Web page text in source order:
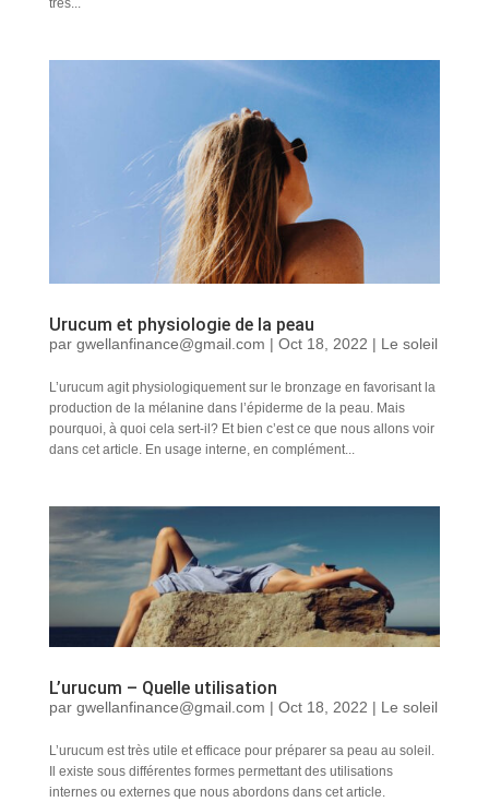
très...
Urucum et physiologie de la peau
par gwellanfinance@gmail.com | Oct 18, 2022 | Le soleil
L’urucum agit physiologiquement sur le bronzage en favorisant la
production de la mélanine dans l’épiderme de la peau. Mais
pourquoi, à quoi cela sert-il? Et bien c’est ce que nous allons voir
dans cet article. En usage interne, en complément...
L’urucum – Quelle utilisation
par gwellanfinance@gmail.com | Oct 18, 2022 | Le soleil
L’urucum est très utile et efficace pour préparer sa peau au soleil.
Il existe sous différentes formes permettant des utilisations
internes ou externes que nous abordons dans cet article.